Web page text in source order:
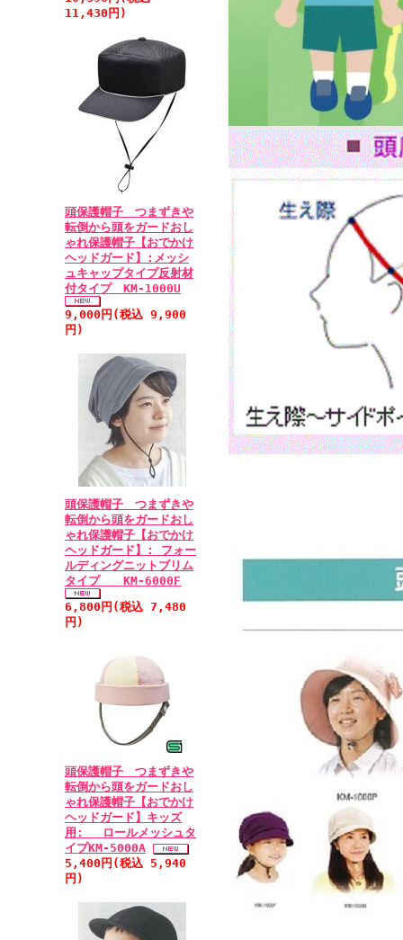
11,430円)
頭保護帽子 つまずきや
転倒から頭をガードおし
ゃれ保護帽子【おでかけ
ヘッドガード】:メッシ
ュキャップタイプ反射材
付タイプ KM-1000U
9,000円(税込 9,900
円)
頭保護帽子 つまずきや
転倒から頭をガードおし
ゃれ保護帽子【おでかけ
ヘッドガード】: フォー
ルディングニットブリム
タイプ KM-6000F
6,800円(税込 7,480
円)
頭保護帽子 つまずきや
転倒から頭をガードおし
ゃれ保護帽子【おでかけ
ヘッドガード】キッズ
用: ロールメッシュタ
イプKM-5000A
5,400円(税込 5,940
円)